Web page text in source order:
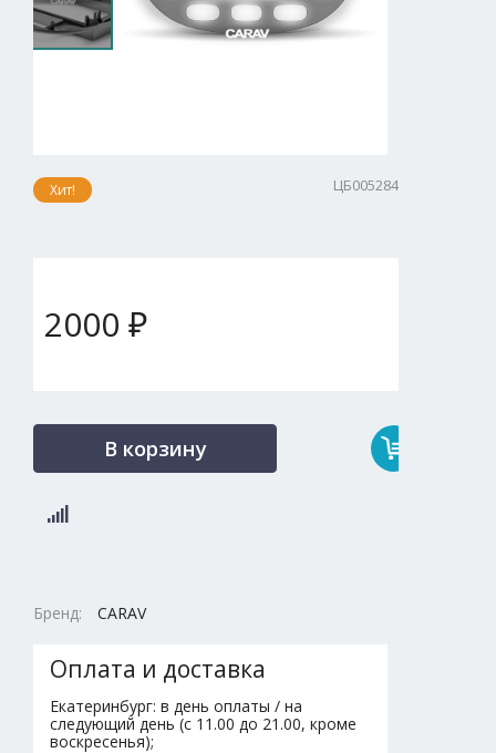
Хит! ЦБ005284
2000 ₽
В корзину
Бренд: CARAV
Оплата и доставка
Екатеринбург: в день оплаты / на
следующий день (с 11.00 до 21.00, кроме
воскресенья);